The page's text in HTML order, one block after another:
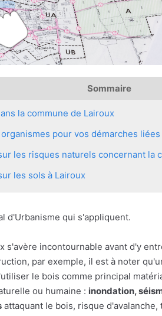
Sommaire
la commune de Lairoux
pour vos démarches
les risques naturels concernant la
les sols à Lairoux
d'Urbanisme qui s'appliquent.
s'avère incontournable avant d'y
par exemple, il est à noter
le bois comme principal
ou humaine : inondation,
attaquant le bois, risque